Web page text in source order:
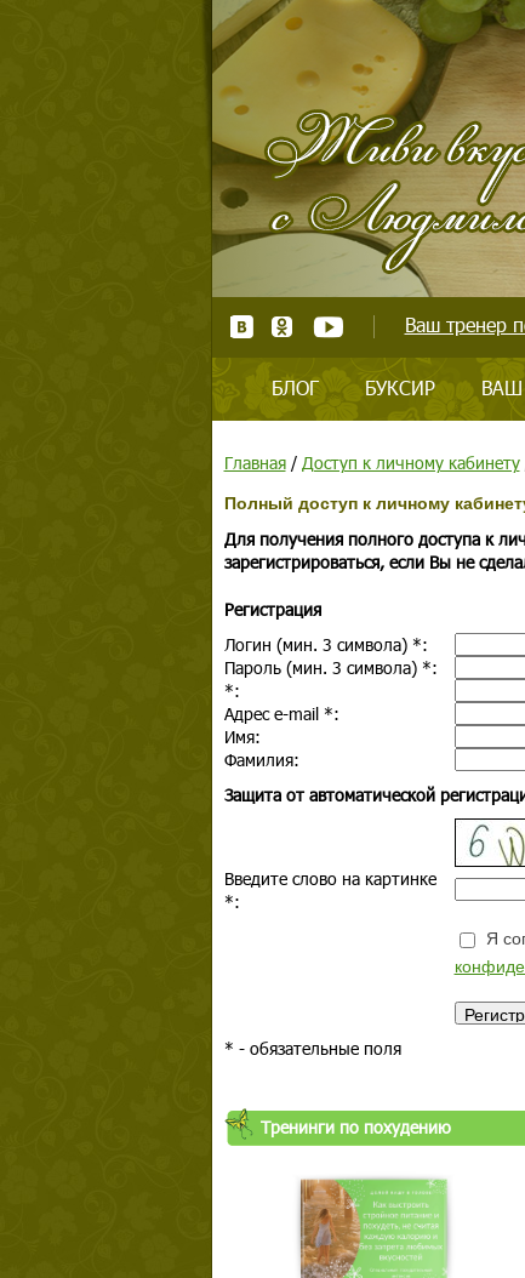
Ваш тренер
БЛОГ БУКСИР ВАШ
Главная/ Доступ к личному кабинету
Полный доступ к личному
Для получения полного доступа к
зарегистрироваться, если Вы не
Регистрация
Логин (мин. 3 символа) *:
Пароль (мин. 3 символа) *:
*:
Адрес e-mail *:
Имя:
Фамилия:
Защита от автоматической
Введите слово на картинке
*:
Я
* - обязательные поля
Тренинги по похудению